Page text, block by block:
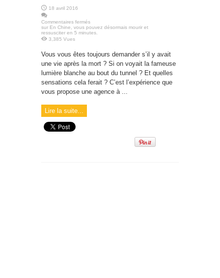
18 avril 2016
Commentaires fermés
sur En Chine, vous pouvez désormais mourir et
ressusciter en 5 minutes.
3,385 Vues
Vous vous êtes toujours demander s’il y avait
une vie après la mort ? Si on voyait la fameuse
lumière blanche au bout du tunnel ? Et quelles
sensations cela ferait ? C’est l’expérience que
vous propose une agence à ...
Lire la suite...